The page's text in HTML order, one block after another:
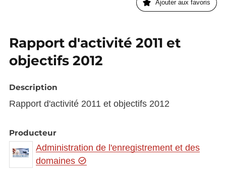
Ajouter aux favoris
Rapport d'activité 2011 et
objectifs 2012
Description
Rapport d'activité 2011 et objectifs 2012
Producteur
Administration de l'enregistrement et des
domaines